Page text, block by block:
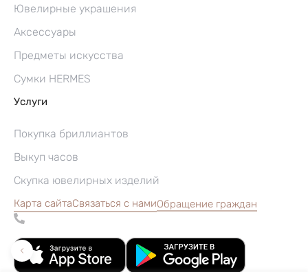
Ювелирные украшения
Аксессуары
Предметы искусства
Сумки HERMES
Услуги
Покупка бриллиантов
Выкуп часов
Скупка ювелирных изделий
Карта сайтаСвязаться с намиОбращение граждан